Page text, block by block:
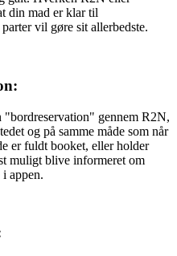
din mad er klar til
vil gøre sit allerbedste.
"bordreservation" gennem R2N,
og på samme måde som når
er fuldt booket, eller holder
muligt blive informeret om
appen.